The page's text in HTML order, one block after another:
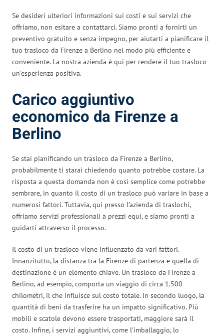
Se desideri ulteriori informazioni sui costi e sui servizi che
offriamo, non esitare a contattarci. Siamo pronti a fornirti un
preventivo gratuito e senza impegno, per aiutarti a pianificare il
tuo trasloco da Firenze a Berlino nel modo più efficiente e
conveniente. La nostra azienda è qui per rendere il tuo trasloco
un’esperienza positiva.
Carico aggiuntivo
economico da Firenze a
Berlino
Se stai pianificando un trasloco da Firenze a Berlino,
probabilmente ti starai chiedendo quanto potrebbe costare. La
risposta a questa domanda non è così semplice come potrebbe
sembrare, in quanto il costo di un trasloco può variare in base a
numerosi fattori. Tuttavia, qui presso l’azienda di traslochi,
offriamo servizi professionali a prezzi equi, e siamo pronti a
guidarti attraverso il processo.
Il costo di un trasloco viene influenzato da vari fattori.
Innanzitutto, la distanza tra la Firenze di partenza e quella di
destinazione è un elemento chiave. Un trasloco da Firenze a
Berlino, ad esempio, comporta un viaggio di circa 1.500
chilometri, il che influisce sul costo totale. In secondo luogo, la
quantità di beni da trasferire ha un impatto significativo. Più
mobili e scatole devono essere trasportati, maggiore sarà il
costo. Infine, i servizi aggiuntivi, come l’imballaggio, lo